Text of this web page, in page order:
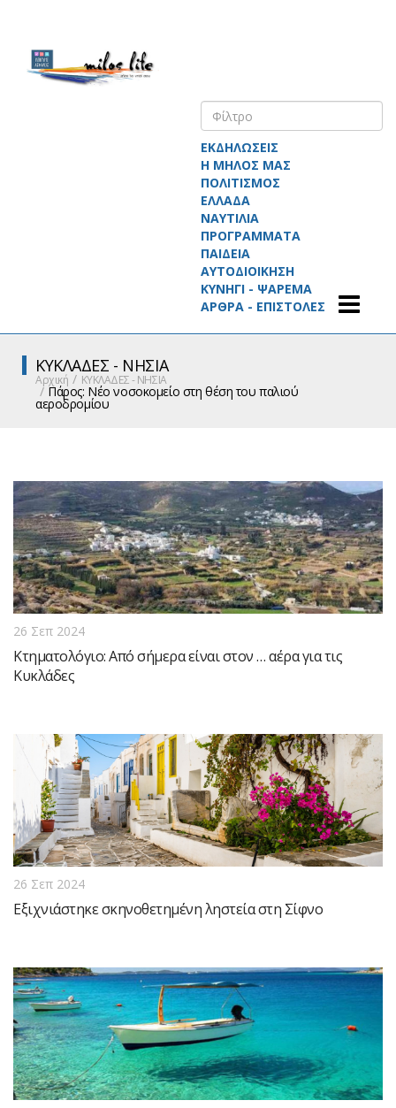
ΕΚΔΗΛΩΣΕΙΣ
Η ΜΗΛΟΣ ΜΑΣ
ΠΟΛΙΤΙΣΜΟΣ
ΕΛΛΑΔΑ
ΝΑΥΤΙΛΙΑ
ΠΡΟΓΡΑΜΜΑΤΑ
ΠΑΙΔΕΙΑ
ΑΥΤΟΔΙΟΙΚΗΣΗ
ΚΥΝΗΓΙ - ΨΑΡΕΜΑ
ΑΡΘΡΑ - ΕΠΙΣΤΟΛΕΣ
ΚΥΚΛΑΔΕΣ - ΝΗΣΙΑ
Αρχική ΚΥΚΛΑΔΕΣ - ΝΗΣΙΑ
Πάρος: Νέο νοσοκομείο στη θέση του παλιού
αεροδρομίου
26 Σεπ 2024
Κτηματολόγιο: Από σήμερα είναι στον … αέρα για τις
Κυκλάδες
26 Σεπ 2024
Εξιχνιάστηκε σκηνοθετημένη ληστεία στη Σίφνο